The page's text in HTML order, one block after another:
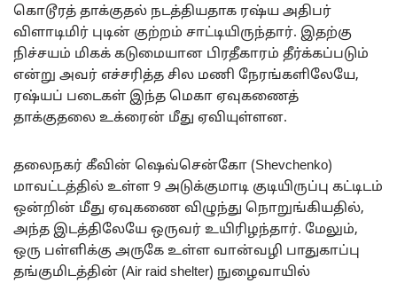
கொடூரத் தாக்குதல் நடத்தியதாக ரஷ்ய அதிபர்
விளாடிமிர் புடின் குற்றம் சாட்டியிருந்தார். இதற்கு
நிச்சயம் மிகக் கடுமையான பிரதீகாரம் தீர்க்கப்படும்
என்று அவர் எச்சரித்த சில மணி நேரங்களிலேயே,
ரஷ்யப் படைகள் இந்த மெகா ஏவுகணைத்
தாக்குதலை உக்ரைன் மீது ஏவியுள்ளன.
தலைநகர் கீவின் ஷெவ்சென்கோ (Shevchenko)
மாவட்டத்தில் உள்ள 9 அடுக்குமாடி குடியிருப்பு கட்டிடம்
ஒன்றின் மீது ஏவுகணை விழுந்து நொறுங்கியதில்,
அந்த இடத்திலேயே ஒருவர் உயிரிழந்தார். மேலும்,
ஒரு பள்ளிக்கு அருகே உள்ள வான்வழி பாதுகாப்பு
தங்குமிடத்தின் (Air raid shelter) நுழைவாயில்